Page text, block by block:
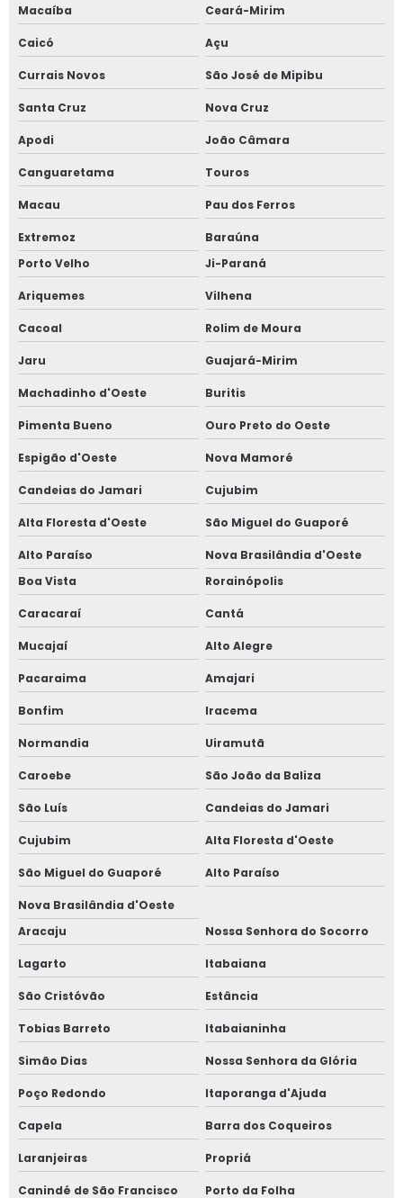
Macaíba Ceará-Mirim
Caicó Açu
Currais Novos São José de Mipibu
Santa Cruz Nova Cruz
Apodi João Câmara
Canguaretama Touros
Macau Pau dos Ferros
Extremoz
Baraúna
Porto Velho
Ji-Paraná
Ariquemes Vilhena
Cacoal Rolim de Moura
Jaru Guajará-Mirim
Machadinho d'Oeste Buritis
Pimenta Bueno Ouro Preto do Oeste
Espigão d'Oeste Nova Mamoré
Candeias do Jamari Cujubim
Alta Floresta d'Oeste São Miguel do Guaporé
Alto Paraíso
Nova Brasilândia d'Oeste
Boa Vista
Rorainópolis
Caracaraí Cantá
Mucajaí Alto Alegre
Pacaraima Amajari
Bonfim Iracema
Normandia Uiramutã
Caroebe São João da Baliza
São Luís Candeias do Jamari
Cujubim Alta Floresta d'Oeste
São Miguel do Guaporé Alto Paraíso
Nova Brasilândia d'Oeste
Aracaju
Nossa Senhora do Socorro
Lagarto Itabaiana
São Cristóvão Estância
Tobias Barreto Itabaianinha
Simão Dias Nossa Senhora da Glória
Poço Redondo Itaporanga d'Ajuda
Capela Barra dos Coqueiros
Laranjeiras Propriá
Canindé de São Francisco Porto da Folha